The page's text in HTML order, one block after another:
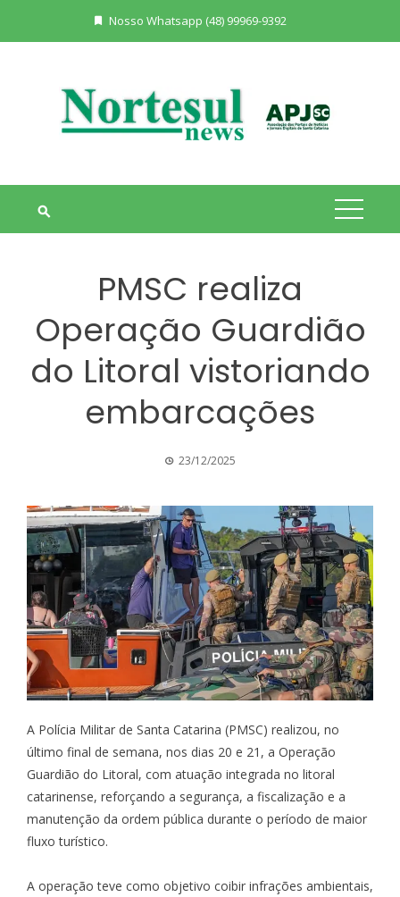
Nosso Whatsapp (48) 99969-9392
PMSC realiza
Operação Guardião
do Litoral vistoriando
embarcações
23/12/2025
A Polícia Militar de Santa Catarina (PMSC) realizou, no
último final de semana, nos dias 20 e 21, a Operação
Guardião do Litoral, com atuação integrada no litoral
catarinense, reforçando a segurança, a fiscalização e a
manutenção da ordem pública durante o período de maior
fluxo turístico.
A operação teve como objetivo coibir infrações ambientais,